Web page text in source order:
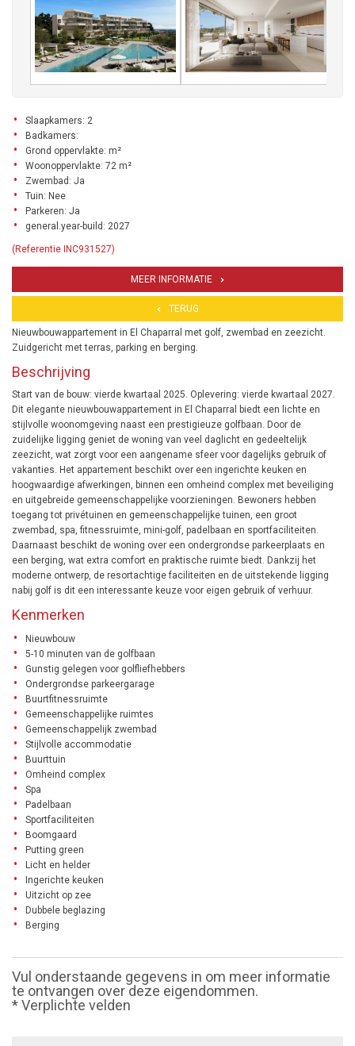
Slaapkamers: 2
Badkamers:
Grond oppervlakte: m²
Woonoppervlakte: 72 m²
Zwembad: Ja
Tuin: Nee
Parkeren: Ja
general.year-build: 2027
(Referentie INC931527)
MEER INFORMATIE
TERUG
Nieuwbouwappartement in El Chaparral met golf, zwembad en zeezicht.
Zuidgericht met terras, parking en berging.
Beschrijving
Start van de bouw: vierde kwartaal 2025. Oplevering: vierde kwartaal 2027.
Dit elegante nieuwbouwappartement in El Chaparral biedt een lichte en
stijlvolle woonomgeving naast een prestigieuze golfbaan. Door de
zuidelijke ligging geniet de woning van veel daglicht en gedeeltelijk
zeezicht, wat zorgt voor een aangename sfeer voor dagelijks gebruik of
vakanties. Het appartement beschikt over een ingerichte keuken en
hoogwaardige afwerkingen, binnen een omheind complex met beveiliging
en uitgebreide gemeenschappelijke voorzieningen. Bewoners hebben
toegang tot privétuinen en gemeenschappelijke tuinen, een groot
zwembad, spa, fitnessruimte, mini-golf, padelbaan en sportfaciliteiten.
Daarnaast beschikt de woning over een ondergrondse parkeerplaats en
een berging, wat extra comfort en praktische ruimte biedt. Dankzij het
moderne ontwerp, de resortachtige faciliteiten en de uitstekende ligging
nabij golf is dit een interessante keuze voor eigen gebruik of verhuur.
Kenmerken
Nieuwbouw
5-10 minuten van de golfbaan
Gunstig gelegen voor golfliefhebbers
Ondergrondse parkeergarage
Buurtfitnessruimte
Gemeenschappelijke ruimtes
Gemeenschappelijk zwembad
Stijlvolle accommodatie
Buurttuin
Omheind complex
Spa
Padelbaan
Sportfaciliteiten
Boomgaard
Putting green
Licht en helder
Ingerichte keuken
Uitzicht op zee
Dubbele beglazing
Berging
Vul onderstaande gegevens in om meer informatie
te ontvangen over deze eigendommen.
* Verplichte velden